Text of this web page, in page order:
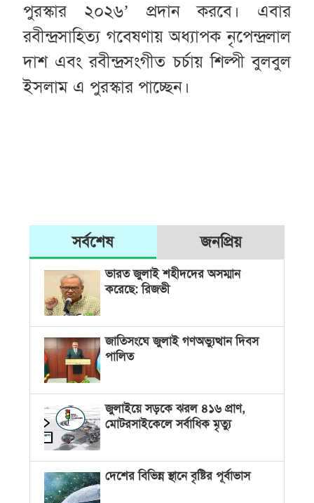
পুরস্কার ২০২৬’ প্রদান করবে। এবার
রবীন্দ্রসাহিত্য গবেষণায় অধ্যাপক নৃপেন্দ্রলাল
দাশ এবং রবীন্দ্রসংগীত চর্চায় শিল্পী বুলবুল
ইসলাম এ পুরস্কার পাচ্ছেন।
সর্বশেষ জনপ্রিয়
ভারত জুলাই শহীদদের অসম্মান
করেছে: রিজভী
জাতিসংঘে জুলাই গণঅভ্যুত্থান দিবস
পালিত
জুলাইয়ে সড়কে ঝরল ৪১৬ প্রাণ,
মোটরসাইকেলে সর্বাধিক মৃত্যু
দেশের বিভিন্ন স্থানে বৃষ্টির পূর্বাভাস